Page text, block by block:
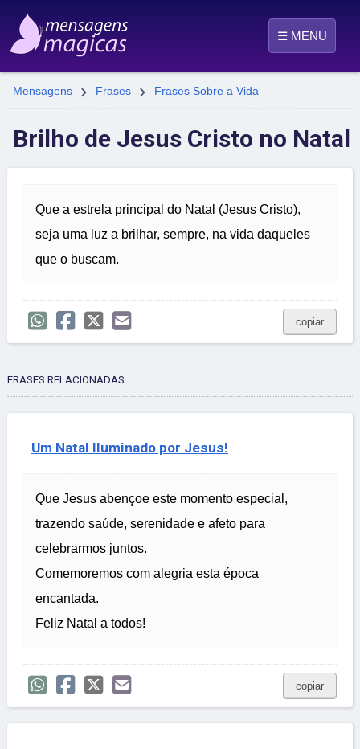
☰ MENU
Mensagens  Frases  Frases Sobre a Vida
Brilho de Jesus Cristo no Natal
Que a estrela principal do Natal (Jesus Cristo),
seja uma luz a brilhar, sempre, na vida daqueles
que o buscam.
copiar
FRASES RELACIONADAS
Um Natal Iluminado por Jesus!
Que Jesus abençoe este momento especial,
trazendo saúde, serenidade e afeto para
celebrarmos juntos.
Comemoremos com alegria esta época
encantada.
Feliz Natal a todos!
copiar